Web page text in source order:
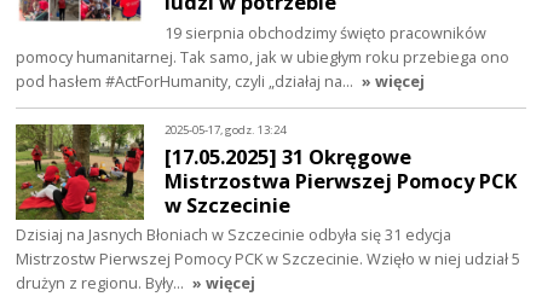
19 sierpnia obchodzimy święto pracowników
pomocy humanitarnej. Tak samo, jak w ubiegłym roku przebiega ono
pod hasłem #ActForHumanity, czyli „działaj na… » więcej
2025-05-17, godz. 13:24
[17.05.2025] 31 Okręgowe
Mistrzostwa Pierwszej Pomocy PCK
w Szczecinie
Dzisiaj na Jasnych Błoniach w Szczecinie odbyła się 31 edycja
Mistrzostw Pierwszej Pomocy PCK w Szczecinie. Wzięło w niej udział 5
drużyn z regionu. Były… » więcej